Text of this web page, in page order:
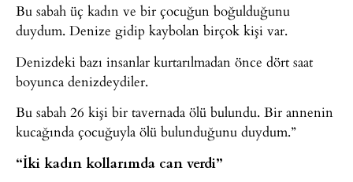
Bu sabah üç kadın ve bir çocuğun boğulduğunu
duydum. Denize gidip kaybolan birçok kişi var.
Denizdeki bazı insanlar kurtarılmadan önce dört saat
boyunca denizdeydiler.
Bu sabah 26 kişi bir tavernada ölü bulundu. Bir annenin
kucağında çocuğuyla ölü bulunduğunu duydum.”
“İki kadın kollarımda can verdi”